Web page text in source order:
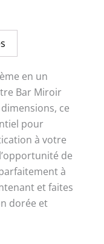
en un
Bar Miroir
ce
pour
à votre
de
à
et faites
dorée et